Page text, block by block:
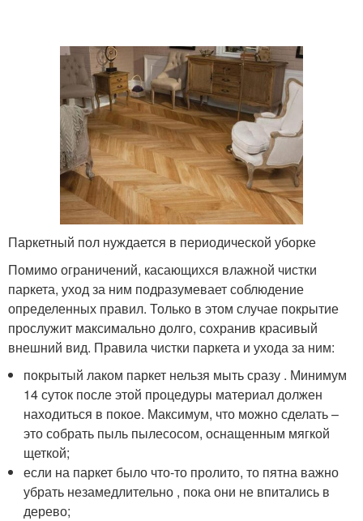
Паркетный пол нуждается в периодической уборке
Помимо ограничений, касающихся влажной чистки
паркета, уход за ним подразумевает соблюдение
определенных правил. Только в этом случае покрытие
прослужит максимально долго, сохранив красивый
внешний вид. Правила чистки паркета и ухода за ним:
покрытый лаком паркет нельзя мыть сразу . Минимум
14 суток после этой процедуры материал должен
находиться в покое. Максимум, что можно сделать –
это собрать пыль пылесосом, оснащенным мягкой
щеткой;
если на паркет было что-то пролито, то пятна важно
убрать незамедлительно , пока они не впитались в
дерево;